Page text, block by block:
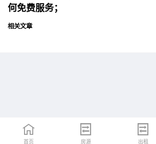
何免费服务；
相关文章
首页 招聘 简历
首页 房源 出租